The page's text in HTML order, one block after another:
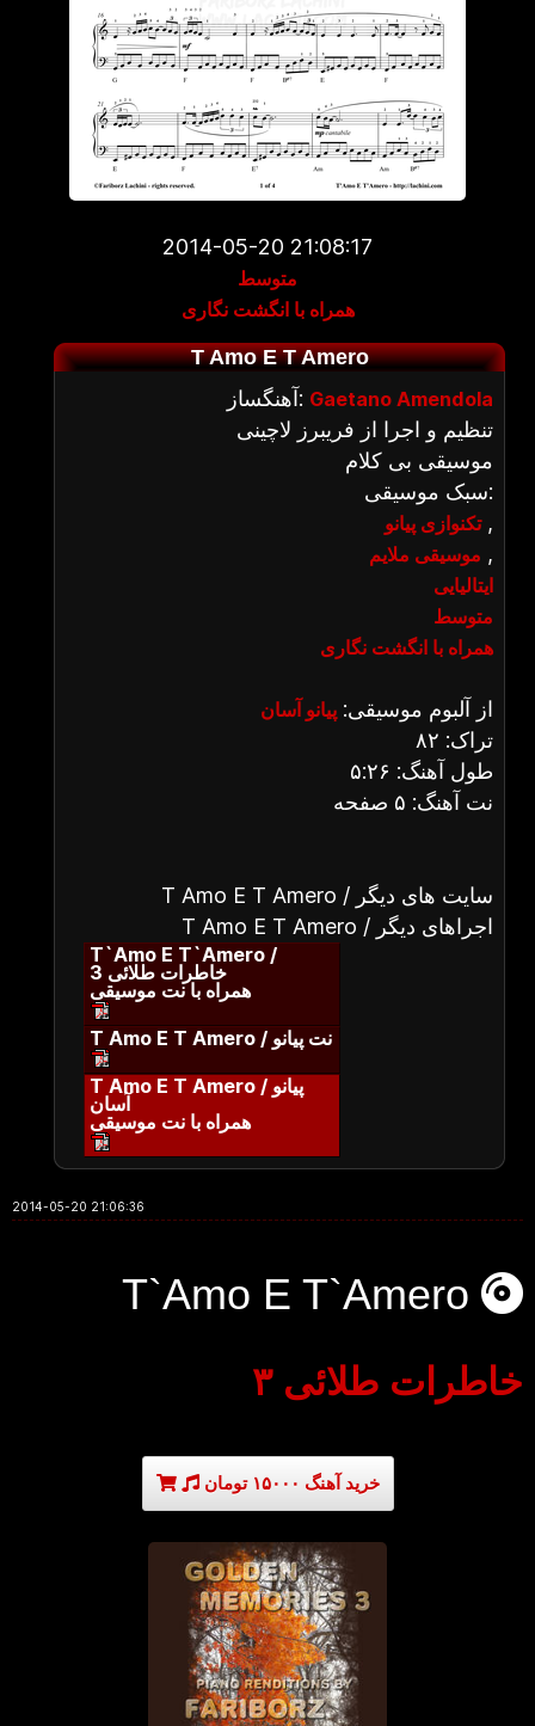
2014-05-20 21:08:17
متوسط
همراه با انگشت نگاری
T Amo E T Amero
آهنگساز: Gaetano Amendola
تنظیم و اجرا از فریبرز لاچینی
موسیقی بی کلام
سبک موسیقی:
تکنوازی پیانو,
موسیقی ملایم ,
ایتالیایی
متوسط
همراه با انگشت نگاری
از آلبوم موسیقی: پیانو آسان
تراک: ۸۲
طول آهنگ: ۵:۲۶
نت آهنگ: ۵ صفحه
T Amo E T Amero / سایت های دیگر
T Amo E T Amero / اجراهای دیگر
T`Amo E T`Amero /
خاطرات طلائی 3
همراه با نت موسیقی
T Amo E T Amero / نت پیانو
T Amo E T Amero / پیانو
آسان
همراه با نت موسیقی
2014-05-20 21:06:36
T`Amo E T`Amero
خاطرات طلائی ۳
خرید آهنگ ۱۵۰۰۰ تومان